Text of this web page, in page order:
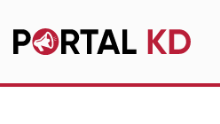
Pular